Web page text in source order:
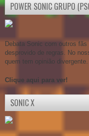
POWER SONIC GRUPO
Debata Sonic com outros
desprovido de regras. No
quem tem opinião
Clique aqui para ver!
SONIC X